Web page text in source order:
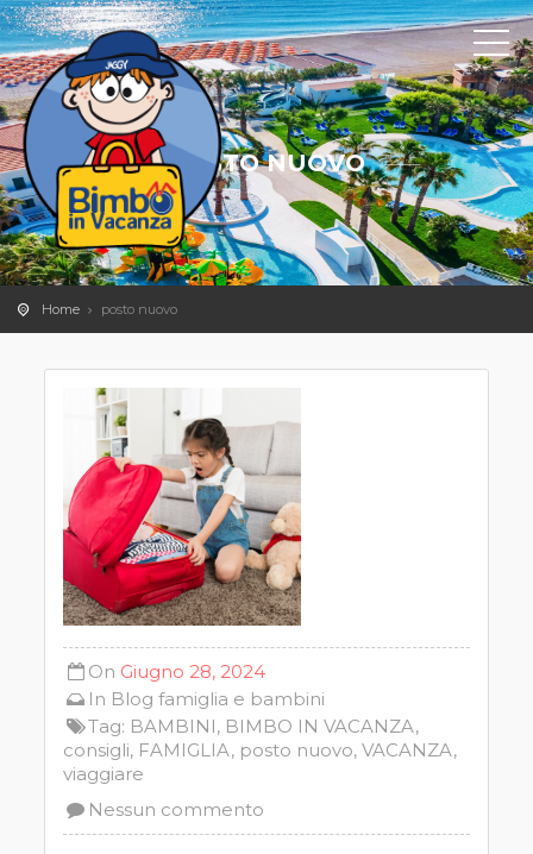
POSTO NUOVO
Home posto nuovo
On Giugno 28, 2024
In Blog famiglia e bambini
Tag: BAMBINI, BIMBO IN VACANZA,
consigli, FAMIGLIA, posto nuovo,VACANZA,
viaggiare
Nessun commento